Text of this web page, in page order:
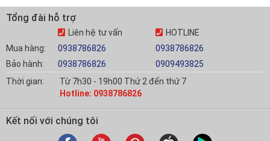
Tổng đài hỗ trợ
Mua hàng:
Bảo hành:
Liên hệ tư vấn
0938786826
0938786826
HOTLINE
0938786826
0909493825
Thời gian:
Từ 7h30 - 19h00 Thứ 2 đến thứ 7
Hotline: 0938786826
Kết nối với chúng tôi